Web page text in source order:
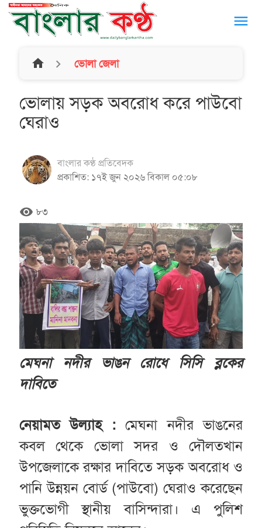
menu
home ভোলা জেলা
ভোলায় সড়ক অবরোধ করে পাউবো
ঘেরাও
বাংলার কণ্ঠ প্রতিবেদক
প্রকাশিত: ১৭ই জুন ২০২৬ বিকাল ০৫:০৮
remove_red_eye ৮৩
মেঘনা নদীর ভাঙন রোধে সিসি ব্লকের
দাবিতে
নেয়ামত উল্যাহ :মেঘনা নদীর ভাঙনের
কবল থেকে ভোলা সদর ও দৌলতখান
উপজেলাকে রক্ষার দাবিতে সড়ক অবরোধ ও
পানি উন্নয়ন বোর্ড (পাউবো) ঘেরাও করেছেন
ভুক্তভোগী স্থানীয় বাসিন্দারা। এ পুলিশ